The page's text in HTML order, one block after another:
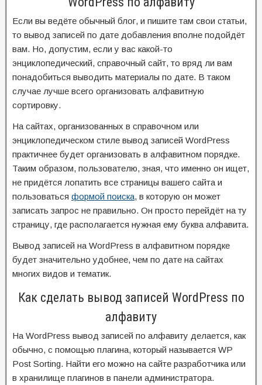
Если вы ведёте обычный блог, и пишите там свои статьи,
то вывод записей по дате добавления вполне подойдёт
вам. Но, допустим, если у вас какой-то
энциклопедический, справочный сайт, то вряд ли вам
понадобиться выводить материалы по дате. В таком
случае лучше всего организовать алфавитную
сортировку.
На сайтах, организованных в справочном или
энциклопедическом стиле вывод записей WordPress
практичнее будет организовать в алфавитном порядке.
Таким образом, пользователю, зная, что именно он ищет,
не придётся лопатить все страницы вашего сайта и
пользоваться формой поиска, в которую он может
записать запрос не правильно. Он просто перейдёт на ту
страницу, где располагается нужная ему буква алфавита.
Вывод записей на WordPress в алфавитном порядке
будет значительно удобнее, чем по дате на сайтах
многих видов и тематик.
Как сделать вывод записей WordPress по
алфавиту
На WordPress вывод записей по алфавиту делается, как
обычно, с помощью плагина, который называется WP
Post Sorting. Найти его можно на сайте разработчика или
в хранилище плагинов в панели администратора.